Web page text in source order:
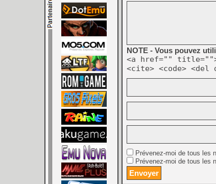
NOTE - Vous pouvez
<a href=""
<cite> <code> <del
Prévenez-moi de tous les
Prévenez-moi de tous les